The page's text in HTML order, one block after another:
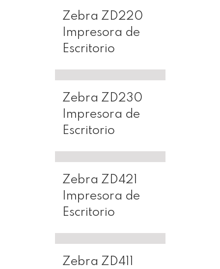
Zebra ZD220
Impresora de
Escritorio
Zebra ZD230
Impresora de
Escritorio
Zebra ZD421
Impresora de
Escritorio
Zebra ZD411